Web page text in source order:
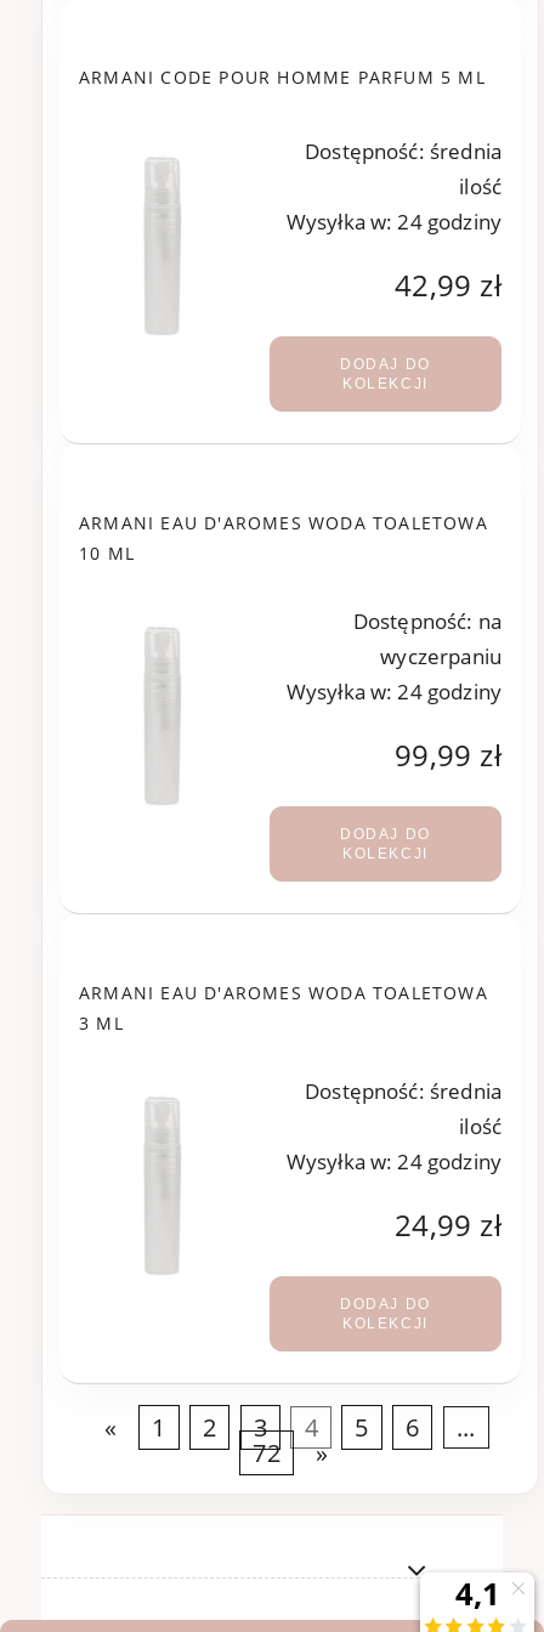
ARMANI CODE POUR HOMME PARFUM 5 ML
Dostępność: średnia
ilość
Wysyłka w: 24 godziny
42,99 zł
DODAJ DO
KOLEKCJI
ARMANI EAU D'AROMES WODA TOALETOWA
10 ML
Dostępność: na
wyczerpaniu
Wysyłka w: 24 godziny
99,99 zł
DODAJ DO
KOLEKCJI
ARMANI EAU D'AROMES WODA TOALETOWA
3 ML
Dostępność: średnia
ilość
Wysyłka w: 24 godziny
24,99 zł
DODAJ DO
KOLEKCJI
« 1 2 3 4 5 6 ...
72 »